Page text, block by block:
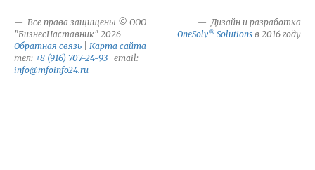
Все права защищены © ООО
"БизнесНаставник" 2026
Обратная связь
Карта сайта
тел: +8 (916) 707-24-93 email:
info@mfoinfo24.ru
Дизайн и разработка
OneSolv® Solutions в 2016 году